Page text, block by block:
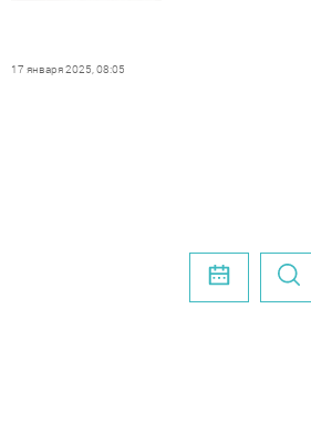
17 января 2025, 08:05